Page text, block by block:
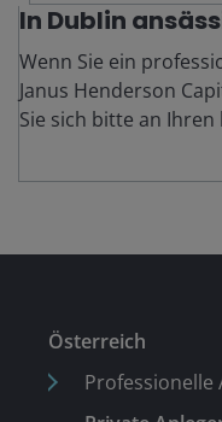
In Dublin
Wenn Sie ein
Janus Henderson
Sie sich bitte an
Österreich
Professionelle